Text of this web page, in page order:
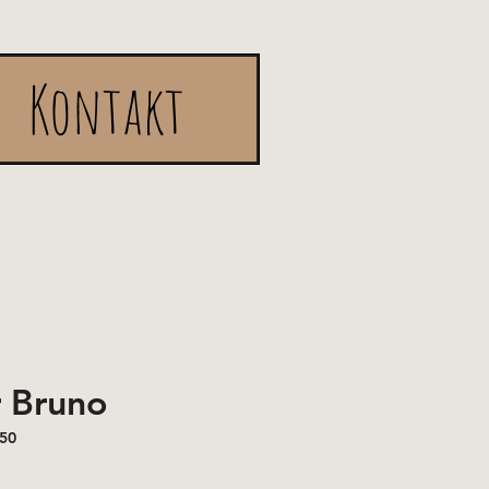
Kontakt
Bruno